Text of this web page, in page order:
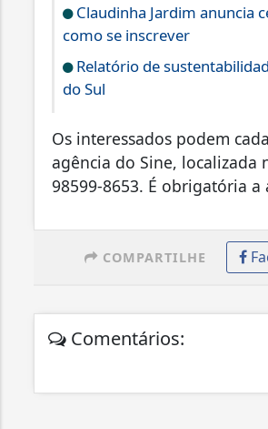
Claudinha Jardim anuncia
como se inscrever
Relatório de
do Sul
Os interessados podem
agência do Sine, localizada
98599-8653. É obrigatória
COMPARTILHE
Comentários: